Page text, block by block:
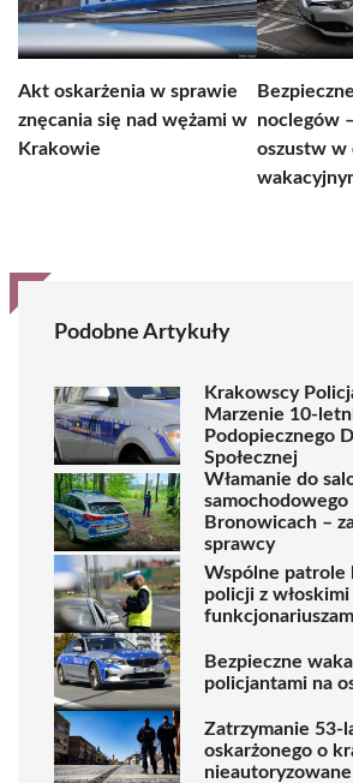
Akt oskarżenia w sprawie
znęcania się nad wężami w
Krakowie
noclegów
oszustw w
Podobne Artykuły
Krakowscy
Marzenie 10-
Podopiecznego
Społecznej
Włamanie do
samochodowego
Bronowicach –
sprawcy
Wspólne patrole
policji z włoskimi
Bezpieczne
policjantami na
Zatrzymanie 53-
oskarżonego o